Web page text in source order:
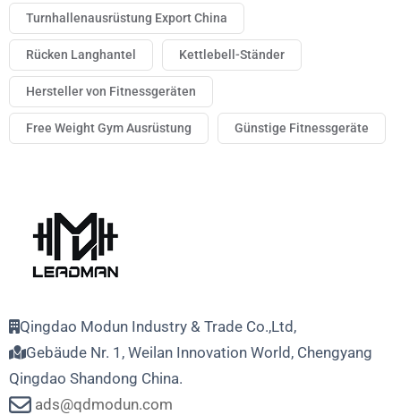
Turnhallenausrüstung Export China
Rücken Langhantel Kettlebell-Ständer
Hersteller von Fitnessgeräten
Free Weight Gym Ausrüstung Günstige Fitnessgeräte
Qingdao Modun Industry & Trade Co.,Ltd,
Gebäude Nr. 1, Weilan Innovation World, Chengyang
Qingdao Shandong China.
ads@qdmodun.com